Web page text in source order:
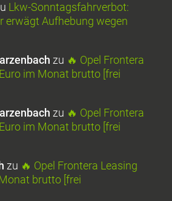
Lkw-Sonntagsfahrverbot:
erwägt Aufhebung wegen
zu 🔥 Opel Frontera
im Monat brutto [frei
zu 🔥 Opel Frontera
im Monat brutto [frei
zu 🔥 Opel Frontera Leasing
brutto [frei